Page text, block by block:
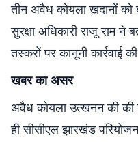
तीन अवैध कोयला खदानों को
सुरक्षा अधिकारी राजू राम
तस्करों पर कानूनी कार्रवाई
खबर का असर
अवैध कोयला उत्खनन की की
ही सीसीएल झारखंड